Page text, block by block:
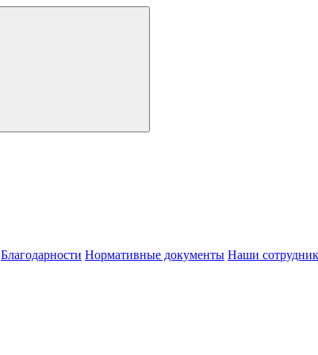
Благодарности Нормативные документы Наши